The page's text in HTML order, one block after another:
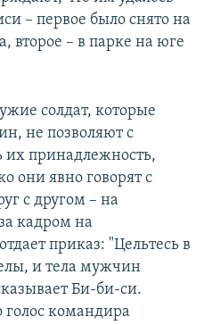
– первое было снято на
второе – в парке на юге
солдат, которые
не позволяют с
их принадлежность,
они явно говорят с
с другом – на
кадром на
приказ: "Цельтесь в
и тела мужчин
Би-би-си.
голос командира